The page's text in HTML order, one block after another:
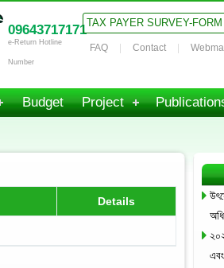
09643717171
e-Return Hotline
Number
TAX PAYER SURVEY-FORM
FAQ Contact
Budget Project
Details